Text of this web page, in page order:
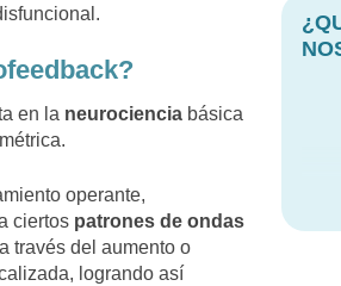
en la neurociencia básica
operante,
ciertos patrones de ondas
través del aumento o
logrando así